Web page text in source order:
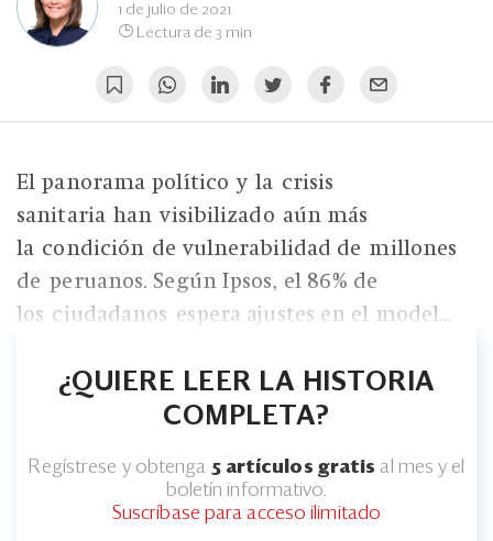
1 de julio de 2021
Lectura de 3 min
El panorama político y la crisis
sanitaria han visibilizado aún más
la condición de vulnerabilidad de millones
de peruanos. Según Ipsos, el 86% de
los ciudadanos espera ajustes en el model...
¿QUIERE LEER LA HISTORIA
COMPLETA?
Regístrese y obtenga 5 artículos gratis al mes y el
boletín informativo.
Suscríbase para acceso ilimitado